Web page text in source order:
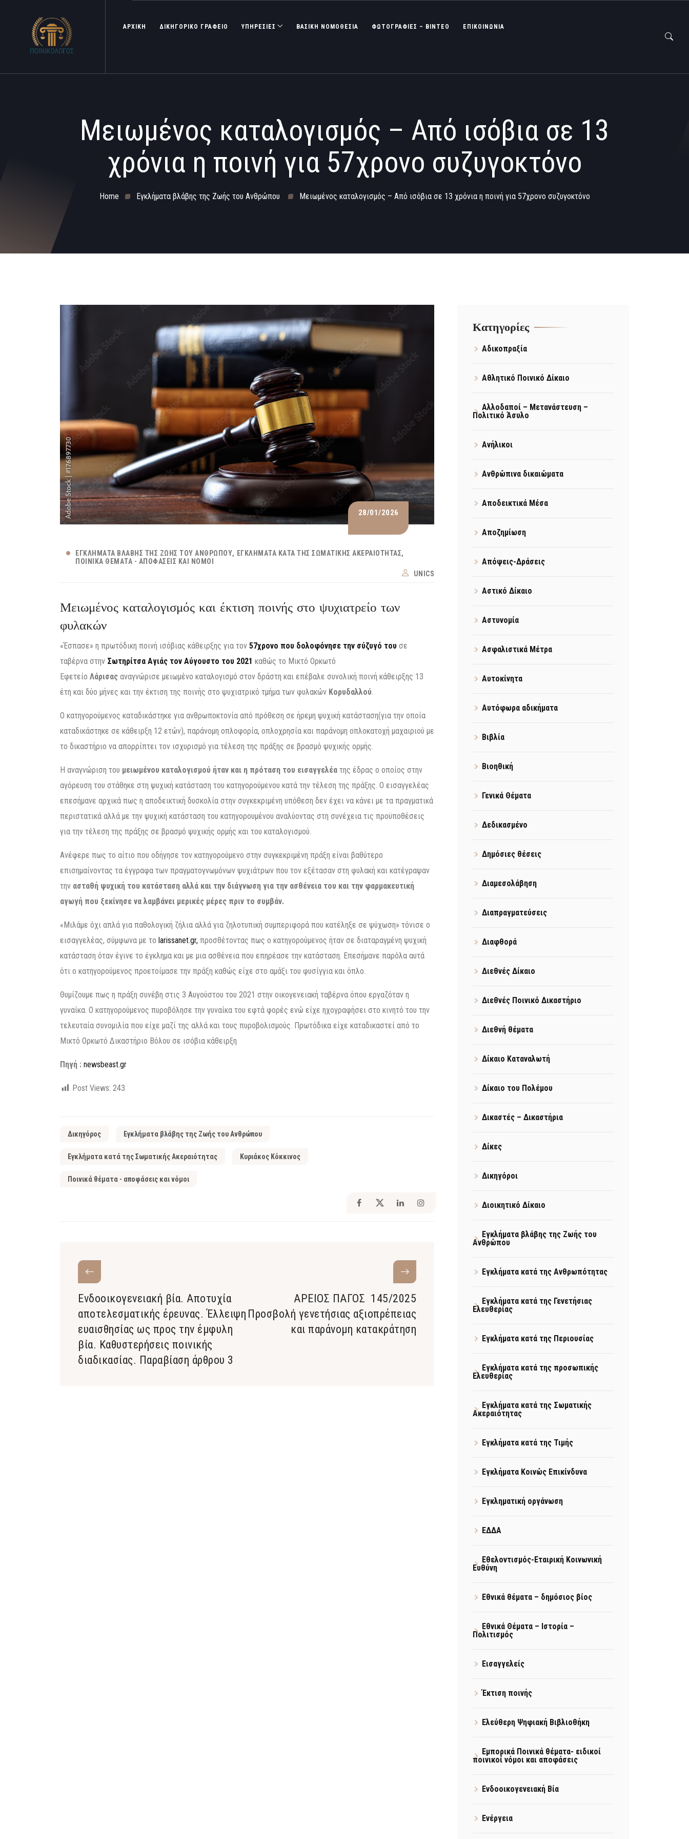
ΑΡΧΙΚΗ ΔΙΚΗΓΟΡΙΚΟ ΓΡΑΦΕΙΟ ΥΠΗΡΕΣΙΕΣ ΒΑΣΙΚΉ ΝΟΜΟΘΕΣΊΑ ΦΩΤΟΓΡΑΦΊΕΣ – ΒΊΝΤΕΟ ΕΠΙΚΟΙΝΩΝΙΑ
Μειωμένος καταλογισμός – Από ισόβια σε 13
χρόνια η ποινή για 57χρονο συζυγοκτόνο
Home Εγκλήματα βλάβης της Ζωής του Ανθρώπου Μειωμένος καταλογισμός – Από ισόβια σε 13 χρόνια η ποινή για 57χρονο συζυγοκτόνο
28/01/2026
ΕΓΚΛΉΜΑΤΑ ΒΛΆΒΗΣ ΤΗΣ ΖΩΉΣ ΤΟΥ ΑΝΘΡΏΠΟΥ
ΕΓΚΛΉΜΑΤΑ ΚΑΤΆ ΤΗΣ ΣΩΜΑΤΙΚΉΣ ΑΚΕΡΑΙΌΤΗΤΑΣ
ΠΟΙΝΙΚΆ ΘΈΜΑΤΑ - ΑΠΟΦΆΣΕΙΣ ΚΑΙ ΝΌΜΟΙ
UNICS
Μειωμένος καταλογισμός και έκτιση ποινής στο ψυχιατρείο των
φυλακών
«Έσπασε» η πρωτόδικη ποινή ισόβιας κάθειρξης για τον 57χρονο που δολοφόνησε την σύζυγό του σε
ταβέρνα στην Σωτηρίτσα Αγιάς τον Αύγουστο του 2021 καθώς το Μικτό Ορκωτό
Εφετείο Λάρισας αναγνώρισε μειωμένο καταλογισμό στον δράστη και επέβαλε συνολική ποινή κάθειρξης 13
έτη και δύο μήνες και την έκτιση της ποινής στο ψυχιατρικό τμήμα των φυλακών Κορυδαλλού
Ο κατηγορούμενος καταδικάστηκε για ανθρωποκτονία από πρόθεση σε ήρεμη ψυχική κατάσταση(για την οποία
καταδικάστηκε σε κάθειρξη 12 ετών), παράνομη οπλοφορία, οπλοχρησία και παράνομη οπλοκατοχή μαχαιριού με
το δικαστήριο να απορρίπτει τον ισχυρισμό για τέλεση της πράξης σε βρασμό ψυχικής ορμής.
Η αναγνώριση του μειωμένου καταλογισμού ήταν και η πρόταση του εισαγγελέα της έδρας ο οποίος στην
αγόρευση του στάθηκε στη ψυχική κατάσταση του κατηγορούμενου κατά την τέλεση της πράξης. Ο εισαγγελέας
επεσήμανε αρχικά πως η αποδεικτική δυσκολία στην συγκεκριμένη υπόθεση δεν έχει να κάνει με τα πραγματικά
περιστατικά αλλά με την ψυχική κατάσταση του κατηγορουμένου αναλύοντας στη συνέχεια τις προϋποθέσεις
για την τέλεση της πράξης σε βρασμό ψυχικής ορμής και του καταλογισμού.
Ανέφερε πως το αίτιο που οδήγησε τον κατηγορούμενο στην συγκεκριμένη πράξη είναι βαθύτερο
επισημαίνοντας τα έγγραφα των πραγματογνωμόνων ψυχιάτρων που τον εξέτασαν στη φυλακή και κατέγραψαν
την ασταθή ψυχική του κατάσταση αλλά και την διάγνωση για την ασθένεια του και την φαρμακευτική
αγωγή που ξεκίνησε να λαμβάνει μερικές μέρες πριν το συμβάν.
«Μιλάμε όχι απλά για παθολογική ζήλια αλλά για ζηλοτυπική συμπεριφορά που κατέληξε σε ψύχωση» τόνισε ο
εισαγγελέας, σύμφωνα με το larissanet.gr, προσθέτοντας πως ο κατηγορούμενος ήταν σε διαταραγμένη ψυχική
κατάσταση όταν έγινε το έγκλημα και με μια ασθένεια που επηρέασε την κατάσταση. Επεσήμανε παρόλα αυτά
ότι ο κατηγορούμενος προετοίμασε την πράξη καθώς είχε στο αμάξι του φυσίγγια και όπλο.
Θυμίζουμε πως η πράξη συνέβη στις 3 Αυγούστου του 2021 στην οικογενειακή ταβέρνα όπου εργαζόταν η
γυναίκα. Ο κατηγορούμενος πυροβόλησε την γυναίκα του εφτά φορές ενώ είχε ηχογραφήσει στο κινητό του την
τελευταία συνομιλία που είχε μαζί της αλλά και τους πυροβολισμούς. Πρωτόδικα είχε καταδικαστεί από το
Μικτό Ορκωτό Δικαστήριο Βόλου σε ισόβια κάθειρξη
Πηγή : newsbeast.gr
Post Views: 243
Δικηγόρος Εγκλήματα βλάβης της Ζωής του Ανθρώπου
Εγκλήματα κατά της Σωματικής Ακεραιότητας Κυριάκος Κόκκινος
Ποινικά θέματα - αποφάσεις και νόμοι
Ενδοοικογενειακή βία. Αποτυχία
αποτελεσματικής έρευνας. Έλλειψη
ευαισθησίας ως προς την έμφυλη
βία. Καθυστερήσεις ποινικής
διαδικασίας. Παραβίαση άρθρου 3
ΑΡΕΙΟΣ ΠΑΓΟΣ 145/2025
Προσβολή γενετήσιας αξιοπρέπειας
και παράνομη κατακράτηση
Kατηγορίες
Αδικοπραξία
Αθλητικό Ποινικό Δίκαιο
Αλλοδαποί – Μετανάστευση –
Πολιτικό Άσυλο
Ανήλικοι
Ανθρώπινα δικαιώματα
Αποδεικτικά Μέσα
Αποζημίωση
Απόψεις-Δράσεις
Αστικό Δίκαιο
Αστυνομία
Ασφαλιστικά Μέτρα
Αυτοκίνητα
Αυτόφωρα αδικήματα
Βιβλία
Βιοηθική
Γενικά Θέματα
Δεδικασμένο
Δημόσιες θέσεις
Διαμεσολάβηση
Διαπραγματεύσεις
Διαφθορά
Διεθνές Δίκαιο
Διεθνές Ποινικό Δικαστήριο
Διεθνή θέματα
Δίκαιο Καταναλωτή
Δίκαιο του Πολέμου
Δικαστές – Δικαστήρια
Δίκες
Δικηγόροι
Διοικητικό Δίκαιο
Εγκλήματα βλάβης της Ζωής του
Ανθρώπου
Εγκλήματα κατά της Ανθρωπότητας
Εγκλήματα κατά της Γενετήσιας
Ελευθερίας
Εγκλήματα κατά της Περιουσίας
Εγκλήματα κατά της προσωπικής
Ελευθερίας
Εγκλήματα κατά της Σωματικής
Ακεραιότητας
Εγκλήματα κατά της Τιμής
Εγκλήματα Κοινώς Επικίνδυνα
Εγκληματική οργάνωση
ΕΔΔΑ
Εθελοντισμός-Εταιρική Κοινωνική
Ευθύνη
Εθνικά θέματα – δημόσιος βίος
Εθνικά Θέματα – Ιστορία –
Πολιτισμός
Εισαγγελείς
Έκτιση ποινής
Ελεύθερη Ψηφιακή Βιβλιοθήκη
Εμπορικά Ποινικά θέματα- ειδικοί
ποινικοί νόμοι και αποφάσεις
Ενδοοικογενειακή Βία
Ενέργεια